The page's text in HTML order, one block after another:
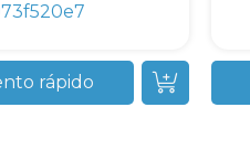
rápido